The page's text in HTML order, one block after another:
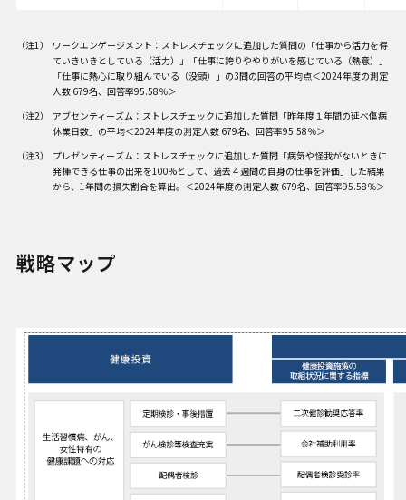
ワークエンゲージメント：ストレスチェックに追加した質問の「仕事から活力を得
ていきいきとしている（活力）」「仕事に誇りややりがいを感じている（熱意）」
「仕事に熱心に取り組んでいる（没頭）」の3問の回答の平均点＜2024年度の測定
人数 679名、回答率95.58％＞
アブセンティーズム：ストレスチェックに追加した質問「昨年度１年間の延べ傷病
休業日数」の平均＜2024年度の測定人数 679名、回答率95.58％＞
プレゼンティーズム：ストレスチェックに追加した質問「病気や怪我がないときに
発揮できる仕事の出来を100%として、過去４週間の自身の仕事を評価」した結果
から、1年間の損失割合を算出。＜2024年度の測定人数 679名、回答率95.58％＞
戦略マップ